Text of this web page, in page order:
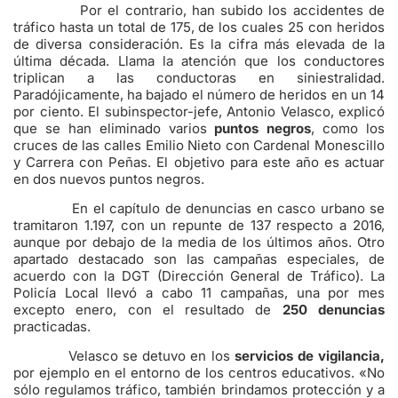
Por el contrario, han subido los accidentes de
tráfico hasta un total de 175, de los cuales 25 con heridos
de diversa consideración. Es la cifra más elevada de la
última década. Llama la atención que los conductores
triplican a las conductoras en siniestralidad.
Paradójicamente, ha bajado el número de heridos en un 14
por ciento. El subinspector-jefe, Antonio Velasco, explicó
que se han eliminado varios puntos negros, como los
cruces de las calles Emilio Nieto con Cardenal Monescillo
y Carrera con Peñas. El objetivo para este año es actuar
en dos nuevos puntos negros.
En el capítulo de denuncias en casco urbano se
tramitaron 1.197, con un repunte de 137 respecto a 2016,
aunque por debajo de la media de los últimos años. Otro
apartado destacado son las campañas especiales, de
acuerdo con la DGT (Dirección General de Tráfico). La
Policía Local llevó a cabo 11 campañas, una por mes
excepto enero, con el resultado de 250 denuncias
practicadas.
Velasco se detuvo en losservicios de vigilancia,
por ejemplo en el entorno de los centros educativos. «No
sólo regulamos tráfico, también brindamos protección y a